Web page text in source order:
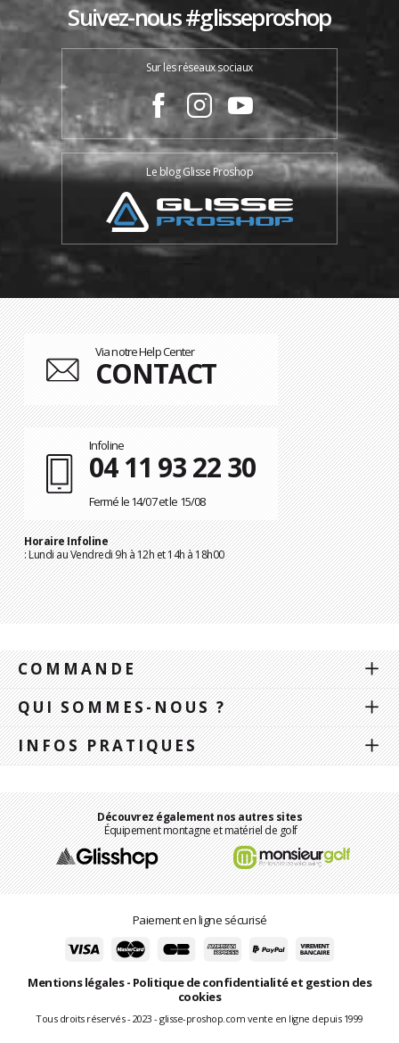
Suivez-nous #glisseproshop
Sur les réseaux sociaux
Le blog Glisse Proshop
Via notre Help Center
CONTACT
Infoline
04 11 93 22 30
Fermé le 14/07 et le 15/08
Horaire Infoline
: Lundi au Vendredi 9h à 12h et 14h à 18h00
COMMANDE
QUI SOMMES-NOUS ?
INFOS PRATIQUES
Découvrez également nos autres sites
Équipement montagne et matériel de golf
Paiement en ligne sécurisé
Mentions légales- Politique de confidentialité et gestion des
cookies
Tous droits réservés - 2023 - glisse-proshop.com vente en ligne depuis 1999